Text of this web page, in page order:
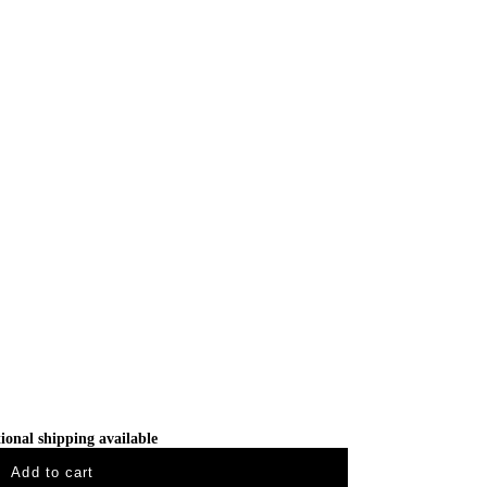
shipping available
Add to cart